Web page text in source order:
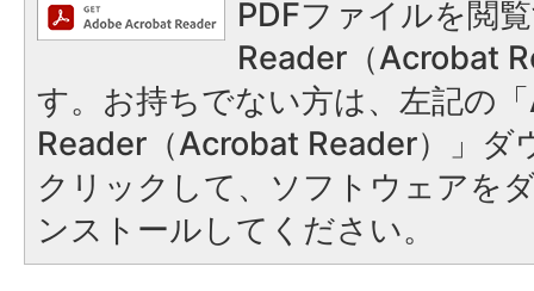
PDFファイルを閲
Reader（Acrobat
す。お持ちでない方は、左記の
Reader（Acrobat Reader）」ダ
クリックして、ソフトウェアを
ンストールしてください。